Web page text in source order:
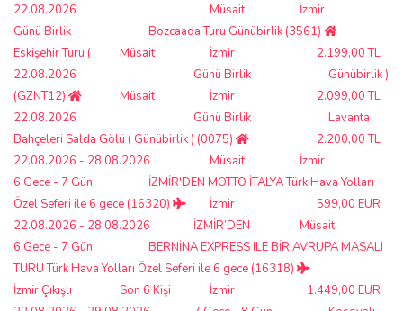
İzmir
Müsait
22.08.2026
Günü Birlik
Bozcaada Turu Günübirlik (3561)
2.199,00 TL
İzmir
Müsait
22.08.2026
Günü Birlik
Eskişehir Turu (
Günübirlik )
(GZNT12)
2.099,00 TL
İzmir
Müsait
22.08.2026
Günü Birlik
Lavanta
Bahçeleri Salda Gölü ( Günübirlik ) (0075)
2.200,00 TL
İzmir
Müsait
22.08.2026 - 28.08.2026
6 Gece - 7 Gün
İZMİR'DEN MOTTO İTALYA Türk Hava Yolları
Özel Seferi ile 6 gece (16320)
599,00 EUR
İzmir
Müsait
22.08.2026 - 28.08.2026
6 Gece - 7 Gün
İZMİR’DEN
BERNİNA EXPRESS ILE BİR AVRUPA MASALI
TURU Türk Hava Yolları Özel Seferi ile 6 gece (16318)
1.449,00 EUR
İzmir
Son 6 Kişi
İzmir Çıkışlı